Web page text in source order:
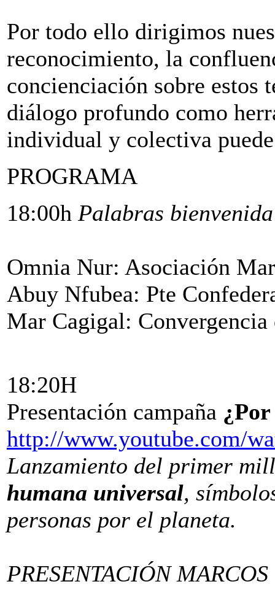
Por todo ello dirigimos
reconocimiento, la
concienciación sobre estos
diálogo profundo como
individual y colectiva
PROGRAMA
18:00h Palabras bienvenida
Omnia Nur: Asociación
Abuy Nfubea: Pte
Mar Cagigal: Convergencia
18:20H
Presentación campaña
http://www.youtube.com/
Lanzamiento del primer
humana universal,
personas por el planeta.
PRESENTACIÓN